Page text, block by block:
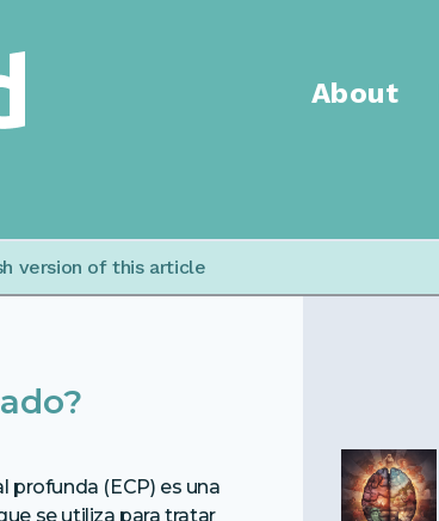
About
version of this article
profunda (ECP) es una
se utiliza para tratar